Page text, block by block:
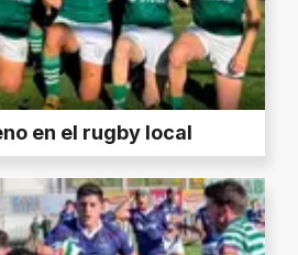
en el rugby local